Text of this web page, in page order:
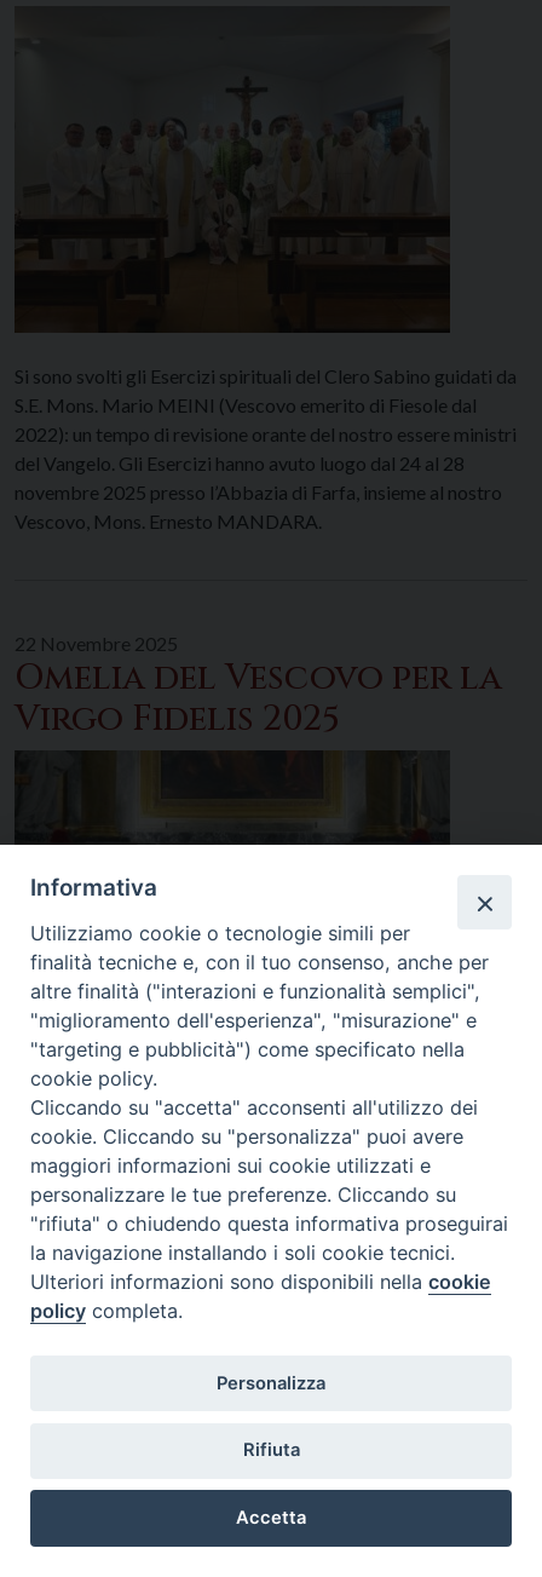
Si sono svolti gli Esercizi spirituali del Clero Sabino guidati da
S.E. Mons. Mario MEINI (Vescovo emerito di Fiesole dal
2022): un tempo di revisione orante del nostro essere ministri
del Vangelo. Gli Esercizi hanno avuto luogo dal 24 al 28
novembre 2025 presso l’Abbazia di Farfa, insieme al nostro
Vescovo, Mons. Ernesto MANDARA.
22 Novembre 2025
Omelia del Vescovo per la
Virgo Fidelis 2025
Come ogni anno desidero proporvi una riflessione che animi
questa celebrazione sia a livello, per così dire, laico che
religioso. Chi non è credente spero che trovi qualche spunto
per dare a questa celebrazione non solo un senso formale, ma
sostanziale e, per chi è credente, spero che trovi qualche
spunto per orientare la propria […]
Pagina 3 Di 13
5 …
Preferenze Cookie
Informativa
Utilizziamo cookie o tecnologie simili per
finalità tecniche e, con il tuo consenso, anche per
altre finalità ("interazioni e funzionalità semplici",
"miglioramento dell'esperienza", "misurazione" e
"targeting e pubblicità") come specificato nella
cookie policy.
Cliccando su "accetta" acconsenti all'utilizzo dei
cookie. Cliccando su "personalizza" puoi avere
maggiori informazioni sui cookie utilizzati e
personalizzare le tue preferenze. Cliccando su
"rifiuta" o chiudendo questa informativa proseguirai
la navigazione installando i soli cookie tecnici.
Ulteriori informazioni sono disponibili nellacookie
policy completa.
Personalizza
Rifiuta
Accetta